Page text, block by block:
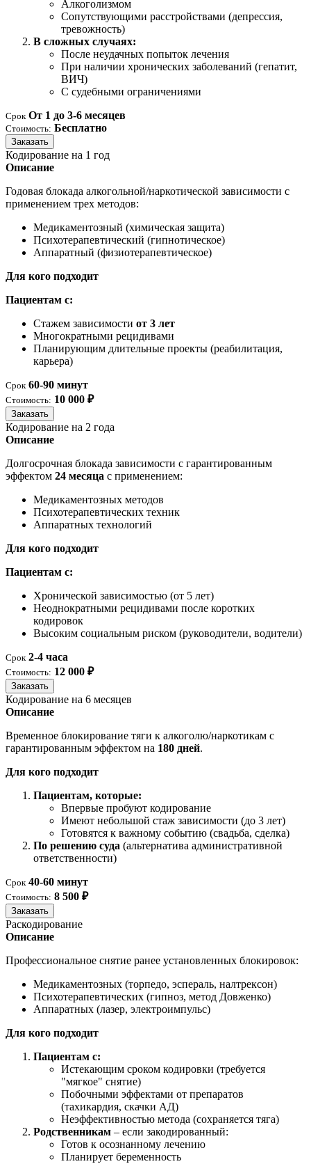
Алкоголизмом
Сопутствующими расстройствами (депрессия,
тревожность)
В сложных случаях:
После неудачных попыток лечения
При наличии хронических заболеваний (гепатит,
ВИЧ)
С судебными ограничениями
Срок От 1 до 3-6 месяцев
Стоимость: Бесплатно
Заказать
Кодирование на 1 год
Описание
Годовая блокада алкогольной/наркотической зависимости с
применением трех методов:
Медикаментозный (химическая защита)
Психотерапевтический (гипнотическое)
Аппаратный (физиотерапевтическое)
Для кого подходит
Пациентам с:
Стажем зависимости от 3 лет
Многократными рецидивами
Планирующим длительные проекты (реабилитация,
карьера)
Срок 60-90 минут
Стоимость: 10 000 ₽
Заказать
Кодирование на 2 года
Описание
Долгосрочная блокада зависимости с гарантированным
эффектом 24 месяца с применением:
Медикаментозных методов
Психотерапевтических техник
Аппаратных технологий
Для кого подходит
Пациентам с:
Хронической зависимостью (от 5 лет)
Неоднократными рецидивами после коротких
кодировок
Высоким социальным риском (руководители, водители)
Срок 2-4 часа
Стоимость: 12 000 ₽
Заказать
Кодирование на 6 месяцев
Описание
Временное блокирование тяги к алкоголю/наркотикам с
гарантированным эффектом на 180 дней.
Для кого подходит
Пациентам, которые:
Впервые пробуют кодирование
Имеют небольшой стаж зависимости (до 3 лет)
Готовятся к важному событию (свадьба, сделка)
По решению суда (альтернатива административной
ответственности)
Срок 40-60 минут
Стоимость: 8 500 ₽
Заказать
Раскодирование
Описание
Профессиональное снятие ранее установленных блокировок:
Медикаментозных (торпедо, эспераль, налтрексон)
Психотерапевтических (гипноз, метод Довженко)
Аппаратных (лазер, электроимпульс)
Для кого подходит
Пациентам с:
Истекающим сроком кодировки (требуется
"мягкое" снятие)
Побочными эффектами от препаратов
(тахикардия, скачки АД)
Неэффективностью метода (сохраняется тяга)
Родственникам – если закодированный:
Готов к осознанному лечению
Планирует беременность